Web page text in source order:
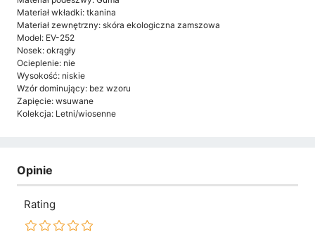
Materiał wkładki: tkanina
Materiał zewnętrzny: skóra ekologiczna zamszowa
Model: EV-252
Nosek: okrągły
Ocieplenie: nie
Wysokość: niskie
Wzór dominujący: bez wzoru
Zapięcie: wsuwane
Kolekcja: Letni/wiosenne
Opinie
Rating